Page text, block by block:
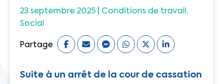
23 septembre 2025 | Conditions de travail
Social
Partage
Suite à un arrêt de la cour de cassation